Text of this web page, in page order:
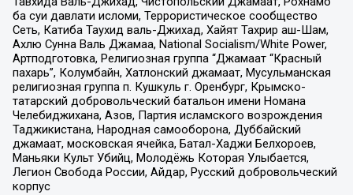
ба суи давлати исломи, Террористическое сообщество
Сеть, Катиба Таухид валь-Джихад, Хайят Тахрир аш-Шам,
Ахлю Сунна Валь Джамаа, National Socialism/White Power,
Артподготовка, Религиозная группа “Джамаат “Красный
пахарь”, Колумбайн, Хатлонский джамаат, Мусульманская
религиозная группа п. Кушкуль г. Оренбург, Крымско-
татарский добровольческий батальон имени Номана
Челебиджихана, Азов, Партия исламского возрождения
Таджикистана, Народная самооборона, Дуббайский
джамаат, московская ячейка, Батал-Хаджи Белхороев,
Маньяки Культ Убийц, Молодёжь Которая Улыбается,
Легион Свобода России, Айдар, Русский добровольческий
корпус